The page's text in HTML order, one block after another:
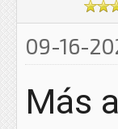
09-16-
Más